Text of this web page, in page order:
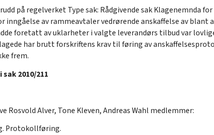
på regelverket Type sak: Rådgivende sak Klagenemnda
inngåelse av rammeavtaler vedrørende anskaffelse av
foretatt av uklarheter i valgte leverandørs tilbud var
har brutt forskriftens krav til føring av
frem.
2010/211
Rosvold Alver, Tone Kleven, Andreas Wahl medlemmer:
Protokollføring.